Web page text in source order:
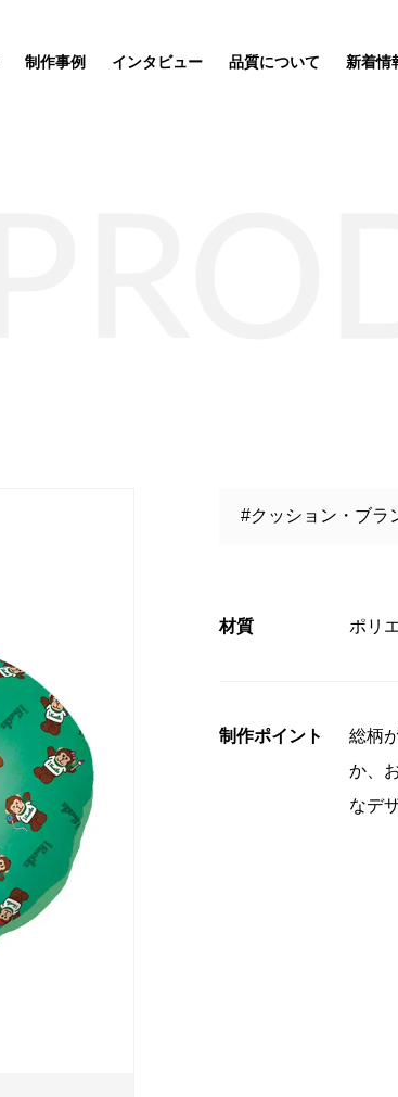
コンプライアンス
制作事例 インタビュー 品質について 新着情
#クッション・ブラ
材質 ポリ
制作ポイント
総柄
か、
なデ